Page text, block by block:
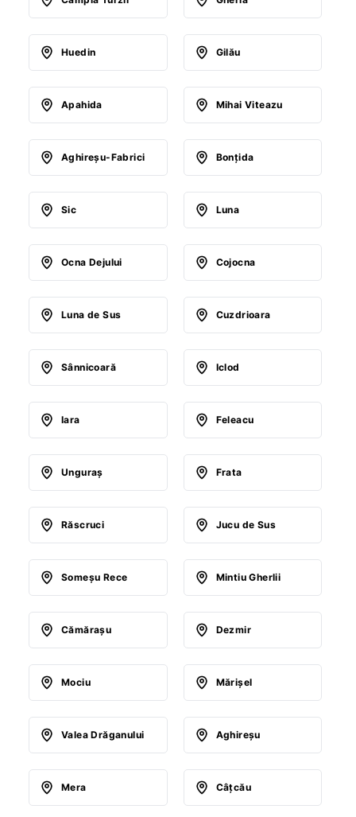
Huedin Gilău
Apahida Mihai Viteazu
Aghireşu-Fabrici Bonţida
Sic Luna
Ocna Dejului Cojocna
Luna de Sus Cuzdrioara
Sânnicoară Iclod
Iara Feleacu
Unguraş Frata
Răscruci Jucu de Sus
Someşu Rece Mintiu Gherlii
Cămăraşu Dezmir
Mociu Mărişel
Valea Drăganului Aghireşu
Mera Câţcău